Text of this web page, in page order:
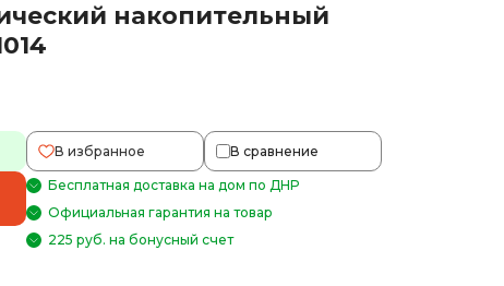
накопительный
В избранное В сравнение
Бесплатная доставка на дом по ДНР
Официальная гарантия на товар
225 руб. на бонусный счет